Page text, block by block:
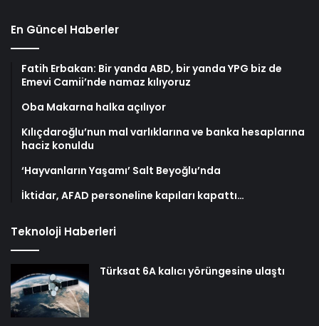
En Güncel Haberler
Fatih Erbakan: Bir yanda ABD, bir yanda YPG biz de
Emevi Camii’nde namaz kılıyoruz
Oba Makarna halka açılıyor
Kılıçdaroğlu’nun mal varlıklarına ve banka hesaplarına
haciz konuldu
‘Hayvanların Yaşamı’ Salt Beyoğlu’nda
İktidar, AFAD personeline kapıları kapattı…
Teknoloji Haberleri
Türksat 6A kalıcı yörüngesine ulaştı